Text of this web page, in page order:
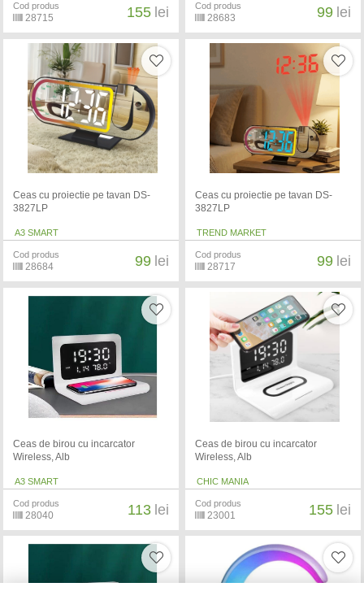
Cod produs
28715 155 lei Cod produs
28683 99 lei
Ceas cu proiectie pe tavan DS-
3827LP
A3 SMART
Cod produs
28684 99 lei
Ceas cu proiectie pe tavan DS-
3827LP
TREND MARKET
Cod produs
28717 99 lei
Ceas de birou cu incarcator
Wireless, Alb
A3 SMART
Cod produs
28040 113 lei
Ceas de birou cu incarcator
Wireless, Alb
CHIC MANIA
Cod produs
23001 155 lei